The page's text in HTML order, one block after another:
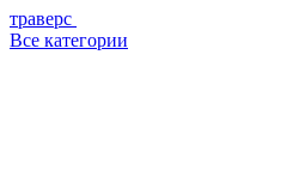
траверс
Все категории